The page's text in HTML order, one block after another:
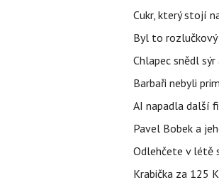
Cukr, který stojí
Byl to
Chlapec snědl
Barbaři nebyli
AI napadla další
Pavel Bobek a
Odlehčete v létě
Krabička za 125